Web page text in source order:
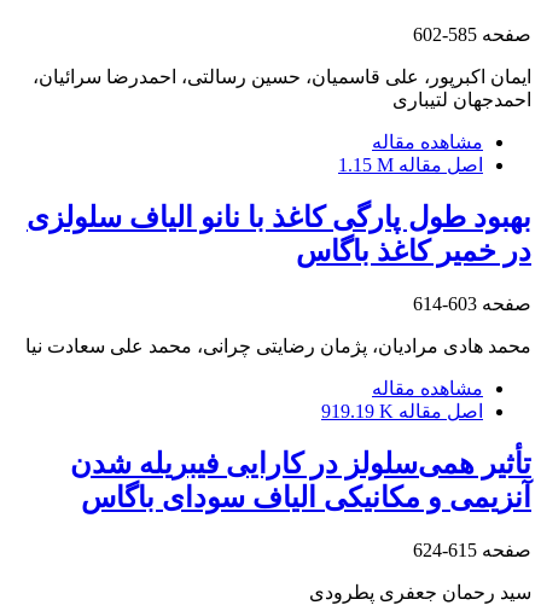
صفحه 585-602
ایمان اکبرپور، علی قاسمیان، حسین رسالتی، احمدرضا سرائیان،
احمدجهان لتیباری
مشاهده مقاله
اصل مقاله 1.15 M
بهبود طول پارگی کاغذ با نانو الیاف سلولزی
در خمیر کاغذ باگاس
صفحه 603-614
محمد هادی مرادیان، پژمان رضایتی چرانی، محمد علی سعادت نیا
مشاهده مقاله
اصل مقاله 919.19 K
تأثیر همی‌سلولز در کارایی فیبریله شدن
آنزیمی و مکانیکی الیاف سودای باگاس
صفحه 615-624
سید رحمان جعفری پطرودی